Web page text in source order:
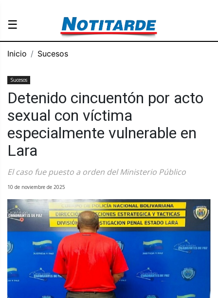
☰
Inicio Sucesos
Sucesos
Detenido cincuentón por acto
sexual con víctima
especialmente vulnerable en
Lara
El caso fue puesto a orden del Ministerio Público
10 de noviembre de 2025